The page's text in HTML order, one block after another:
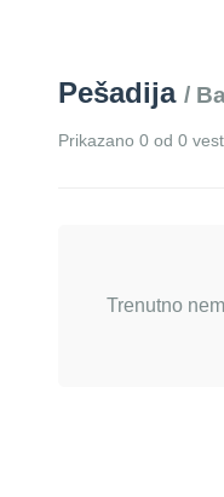
Pešadija /
Prikazano 0 od 0
Trenutno